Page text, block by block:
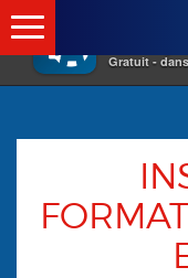
×
Gratuit -